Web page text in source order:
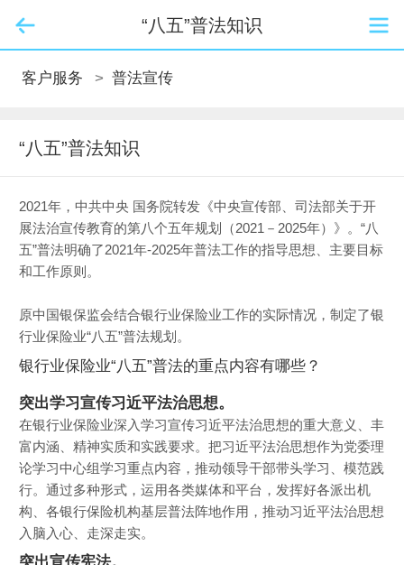
“八五”普法知识
客户服务 > 普法宣传
“八五”普法知识
2021年，中共中央 国务院转发《中央宣传部、司法部关于开
展法治宣传教育的第八个五年规划（2021－2025年）》。“八
五”普法明确了2021年-2025年普法工作的指导思想、主要目标
和工作原则。
原中国银保监会结合银行业保险业工作的实际情况，制定了银
行业保险业“八五”普法规划。
银行业保险业“八五”普法的重点内容有哪些？
突出学习宣传习近平法治思想。
在银行业保险业深入学习宣传习近平法治思想的重大意义、丰
富内涵、精神实质和实践要求。把习近平法治思想作为党委理
论学习中心组学习重点内容，推动领导干部带头学习、模范践
行。通过多种形式，运用各类媒体和平台，发挥好各派出机
构、各银行保险机构基层普法阵地作用，推动习近平法治思想
入脑入心、走深走实。